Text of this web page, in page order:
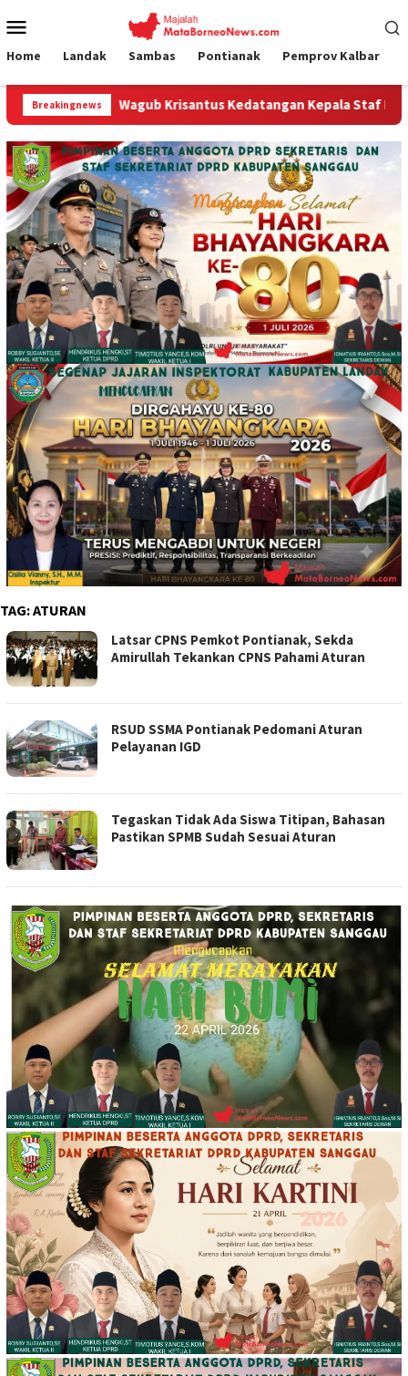
ke
Mobile
Home Landak Sambas Pontianak Pemprov Kalbar
Breakingnews
Wagub Krisantus Kedatangan Kepala Staf Kepresidenan,
TAG:ATURAN
Latsar CPNS Pemkot Pontianak, Sekda
Amirullah Tekankan CPNS Pahami Aturan
RSUD SSMA Pontianak Pedomani Aturan
Pelayanan IGD
Tegaskan Tidak Ada Siswa Titipan, Bahasan
Pastikan SPMB Sudah Sesuai Aturan